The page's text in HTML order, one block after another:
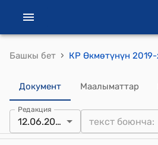
Башкы бет ›
Документ Маалыматтар
Редакция
12.06.2024